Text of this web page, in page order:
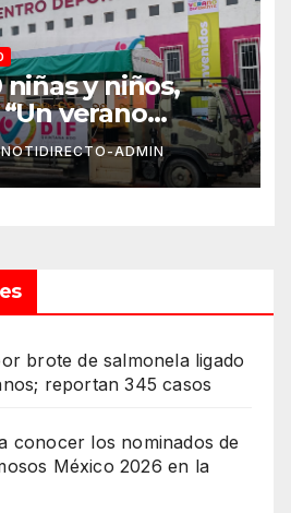
y niños,
verano
Chetumal:
NOTIDIRECTO-ADMIN
brote de salmonela ligado
reportan 345 casos
conocer los nominados de
México 2026 en la